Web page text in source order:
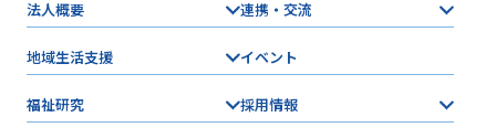
法人概要
地域生活支援
福祉研究
連携・交流
イベント
採用情報